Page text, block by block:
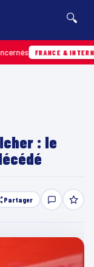
🔍
FRANCE &
: le
Partager